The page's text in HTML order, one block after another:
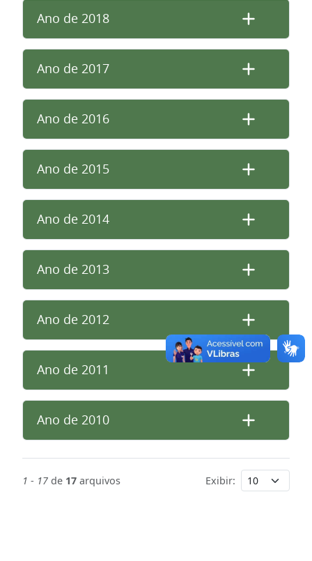
Ano de 2018
Ano de 2017
Ano de 2016
Ano de 2015
Ano de 2014
Ano de 2013
Ano de 2012
Ano de 2011
Ano de 2010
1 - 17 de 17 arquivos Exibir: